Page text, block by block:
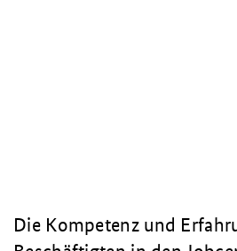
Die Kompetenz und